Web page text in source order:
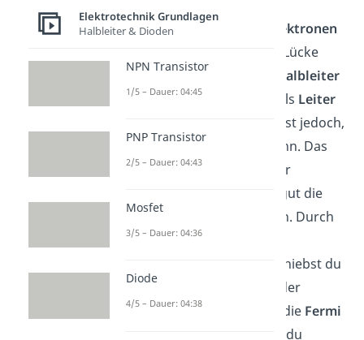
Raumtemperatur, dass
Elektronen
angeregt werden und die Lücke
überspringen. Ein reiner
Halbleiter
jedoch ist wenig nützlich als Leiter
. Der Vorteil ist jedoch,
dass er dotiert werden kann. Das
Anlegen elektrischer Felder
ermöglicht dir dann sehr gut die
Leitfähigkeit
zu regulieren. Durch
das Dotieren
, verschiebst du
die Position des Valenz- oder
Leitungsbandes näher an die Fermi
. Dadurch erhöhst du
Elektrotechnik Grundlagen
Halbleiter & Dioden
NPN Transistor
1/5 – Dauer: 04:45
PNP Transistor
2/5 – Dauer: 04:43
Mosfet
3/5 – Dauer: 04:36
Diode
4/5 – Dauer: 04:38